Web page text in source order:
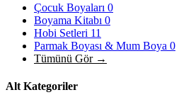
Çocuk Boyaları 0
Boyama Kitabı 0
Hobi Setleri 11
Parmak Boyası & Mum Boya 0
Tümünü Gör →
Alt Kategoriler